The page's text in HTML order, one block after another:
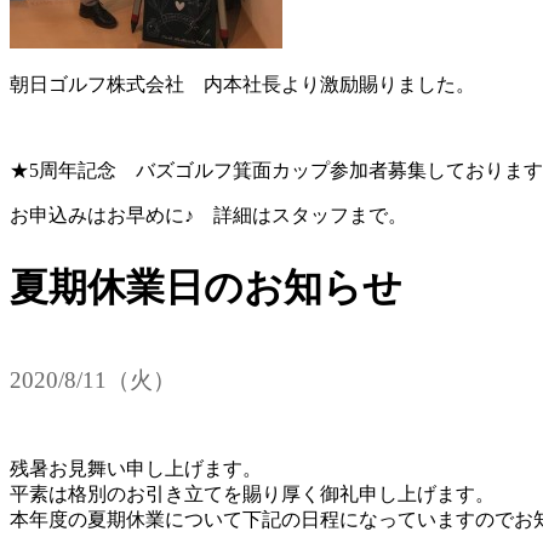
朝日ゴルフ株式会社 内本社長より激励賜りました。
★5周年記念 バズゴルフ箕面カップ参加者募集しておりま
お申込みはお早めに♪ 詳細はスタッフまで。
夏期休業日のお知らせ
2020/8/11（火）
残暑お見舞い申し上げます。
平素は格別のお引き立てを賜り厚く御礼申し上げます。
本年度の夏期休業について下記の日程になっていますのでお